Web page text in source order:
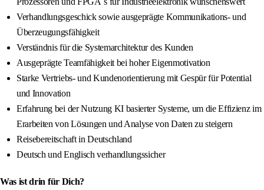
Verhandlungsgeschick sowie ausgeprägte Kommunikations- und
Überzeugungsfähigkeit
Verständnis für die Systemarchitektur des Kunden
Ausgeprägte Teamfähigkeit bei hoher Eigenmotivation
Starke Vertriebs- und Kundenorientierung mit Gespür für Potential
und Innovation
Erfahrung bei der Nutzung KI basierter Systeme, um die Effizienz im
Erarbeiten von Lösungen und Analyse von Daten zu steigern
Reisebereitschaft in Deutschland
Deutsch und Englisch verhandlungssicher
Was ist drin für Dich?